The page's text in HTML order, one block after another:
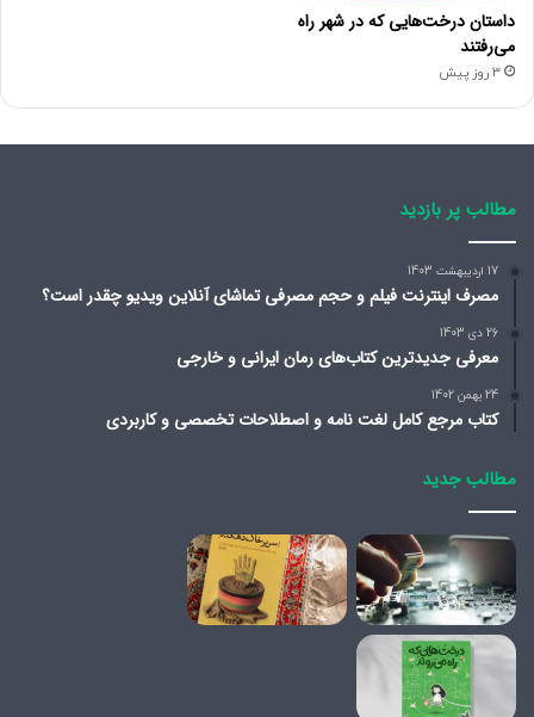
داستان درخت‌هایی که در شهر راه
می‌رفتند
3 روز پیش
مطالب پر بازدید
17 اردیبهشت 1403
مصرف اینترنت فیلم و حجم مصرفی تماشای آنلاین ویدیو چقدر است؟
26 دی 1403
معرفی جدیدترین کتاب‌های رمان ایرانی و خارجی
24 بهمن 1402
کتاب مرجع کامل لغت نامه و اصطلاحات تخصصی و کاربردی
مطالب جدید